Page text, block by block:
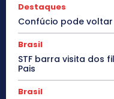
Destaques
Confúcio pode
Brasil
STF barra visita dos
Pais
Brasil